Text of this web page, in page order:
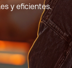
y eficientes.